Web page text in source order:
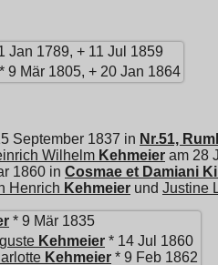
Jan 1789, + 11 Jul 1859
9 Mär 1805, + 20 Jan 1864
September 1837 in Nr.51,
Wilhelm Kehmeier am 28
1860 in Cosmae et Damiani
Henrich Kehmeier und Justine
* 9 Mär 1835
Kehmeier * 14 Jul 1860
Kehmeier * 9 Feb 1862